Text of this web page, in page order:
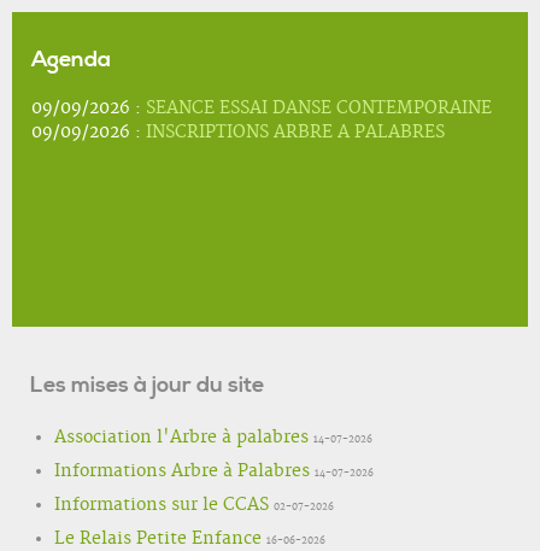
Agenda
09/09/2026 : SEANCE ESSAI DANSE CONTEMPORAINE
09/09/2026 : INSCRIPTIONS ARBRE A PALABRES
Les mises à jour du site
Association l'Arbre à palabres 14-07-2026
Informations Arbre à Palabres 14-07-2026
Informations sur le CCAS 02-07-2026
Le Relais Petite Enfance 16-06-2026